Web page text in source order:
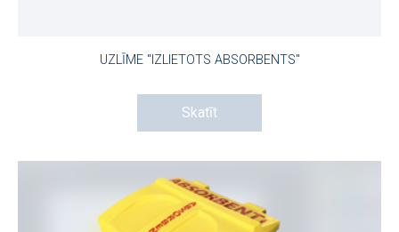
UZLĪME "IZLIETOTS ABSORBENTS"
Skatīt